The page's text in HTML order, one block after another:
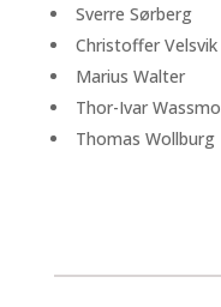
Sverre Sørberg
Christoffer Velsvik
Marius Walter
Thor-Ivar Wassmo
Thomas Wollburg